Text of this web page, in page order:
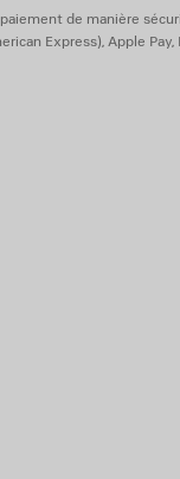
de manière
Express), Apple Pay,